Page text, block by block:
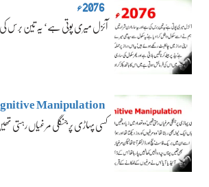
2076ء
آئزل میری پوتی ہے‘ یہ تین برس
Manipulation
کسی پہاڑی پر جنگلی مرغیاں رہتی